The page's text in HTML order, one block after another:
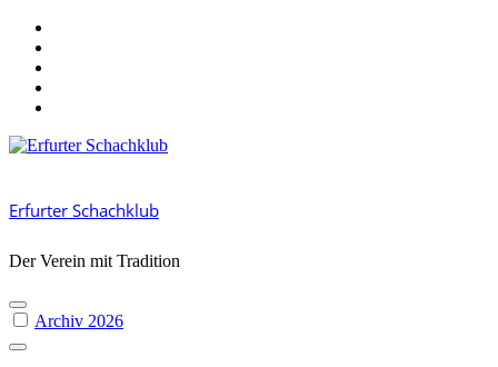
Skip
content
Erfurter Schachklub
Der Verein mit Tradition
Archiv 2026